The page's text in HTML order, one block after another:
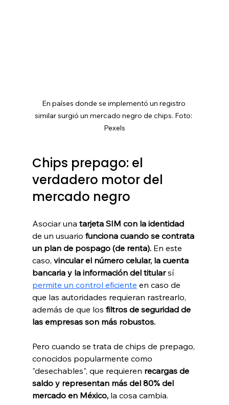
En países donde se implementó un registro
similar surgió un mercado negro de chips. Foto:
Pexels
Chips prepago: el
verdadero motor del
mercado negro
Asociar una tarjeta SIM con la identidad
de un usuario funciona cuando se contrata
un plan de pospago (de renta). En este
caso, vincular el número celular, la cuenta
bancaria y la información del titular sí
permite un control eficiente en caso de
que las autoridades requieran rastrearlo,
además de que los filtros de seguridad de
las empresas son más robustos.
Pero cuando se trata de chips de prepago,
conocidos popularmente como
"desechables", que requieren recargas de
saldo y representan más del 80% del
mercado en México, la cosa cambia.